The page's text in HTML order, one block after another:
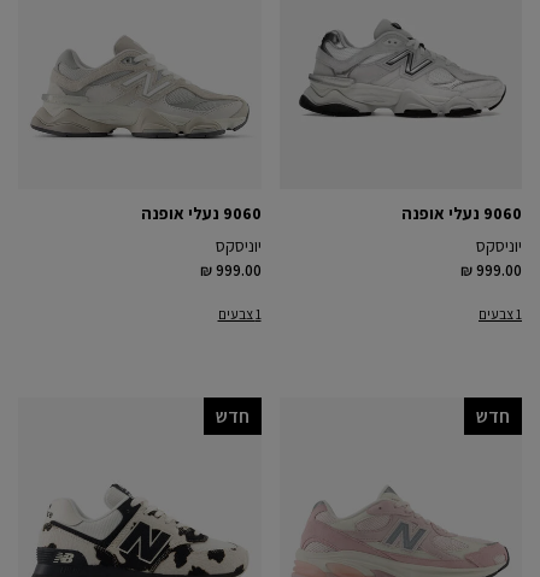
9060 נעלי אופנה
יוניסקס
₪ 999.00
1 צבעים
9060 נעלי אופנה
יוניסקס
₪ 999.00
1 צבעים
חדש חדש